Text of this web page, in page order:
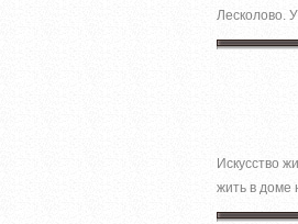
Лесколово.
Искусство
жить в доме